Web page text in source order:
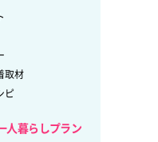
取材
ピ
人暮らしプラン